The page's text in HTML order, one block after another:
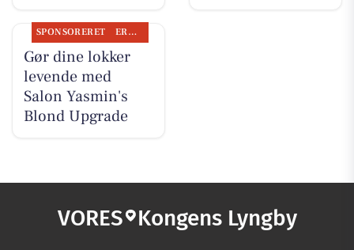
SPONSORERET ERHVERV
Gør dine lokker
levende med
Salon Yasmin's
Blond Upgrade
VORES Kongens Lyngby